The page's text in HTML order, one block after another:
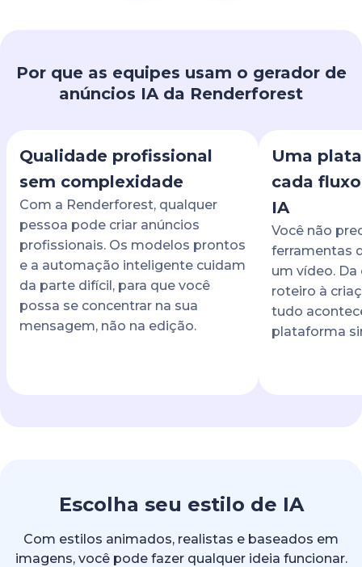
Por que as equipes usam o gerador de
anúncios IA da Renderforest
Qualidade profissional
sem complexidade
Com a Renderforest, qualquer
pessoa pode criar anúncios
profissionais. Os modelos prontos
e a automação inteligente cuidam
da parte difícil, para que você
possa se concentrar na sua
mensagem, não na edição.
Uma
cada
IA
Você não
ferramentas
um vídeo.
roteiro à
tudo
plataforma
Escolha seu estilo de IA
Com estilos animados, realistas e baseados em
imagens, você pode fazer qualquer ideia funcionar.